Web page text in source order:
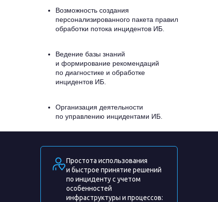
Возможность создания
персонализированного пакета правил
обработки потока инцидентов ИБ.
Ведение базы знаний
и формирование рекомендаций
по диагностике и обработке
инцидентов ИБ.
Организация деятельности
по управлению инцидентами ИБ.
Простота использования
и быстрое принятие решений
по инциденту с учетом
особенностей
инфраструктуры и процессов: